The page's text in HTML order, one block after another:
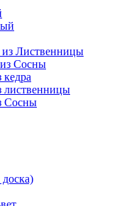
Лиственницы
Сосны
кедра
лиственницы
Сосны